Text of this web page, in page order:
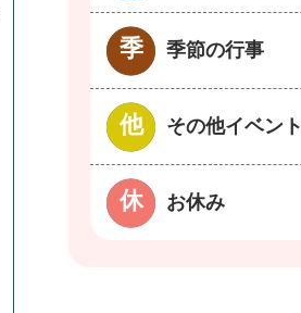
季節の行事
その他イベント
お休み